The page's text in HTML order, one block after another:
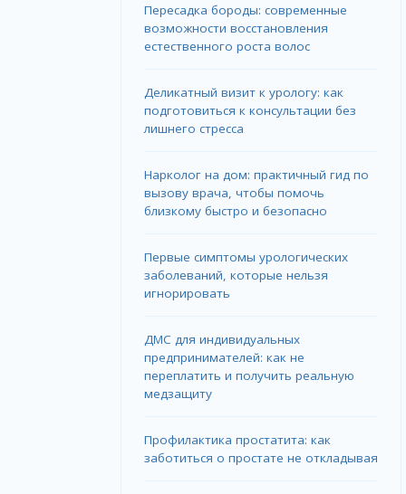
Пересадка бороды: современные
возможности восстановления
естественного роста волос
Деликатный визит к урологу: как
подготовиться к консультации без
лишнего стресса
Нарколог на дом: практичный гид по
вызову врача, чтобы помочь
близкому быстро и безопасно
Первые симптомы урологических
заболеваний, которые нельзя
игнорировать
ДМС для индивидуальных
предпринимателей: как не
переплатить и получить реальную
медзащиту
Профилактика простатита: как
заботиться о простате не откладывая